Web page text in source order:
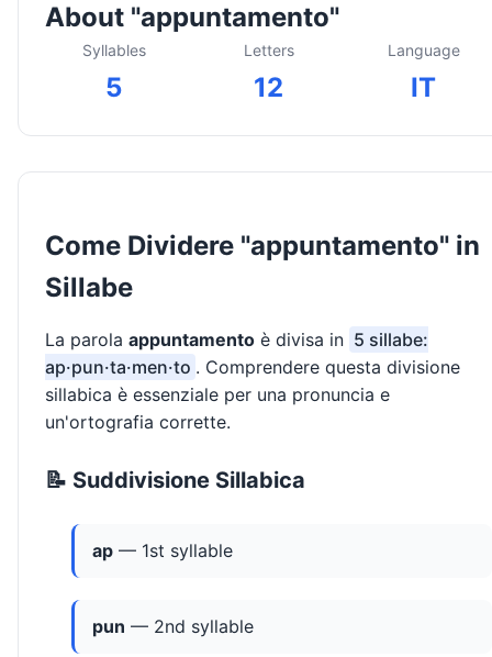
About "appuntamento"
Syllables
5
Letters
12
Language
IT
Come Dividere "appuntamento" in
Sillabe
La parola appuntamento è divisa in 5 sillabe:
ap·pun·ta·men·to . Comprendere questa divisione
sillabica è essenziale per una pronuncia e
un'ortografia corrette.
📝 Suddivisione Sillabica
ap — 1st syllable
pun — 2nd syllable